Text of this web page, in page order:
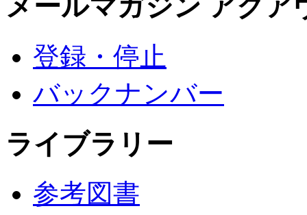
メールマガジン アクア
登録・停止
バックナンバー
ライブラリー
参考図書